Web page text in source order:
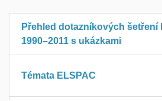
Přehled dotazníkových šetření
1990–2011 s ukázkami
Témata ELSPAC